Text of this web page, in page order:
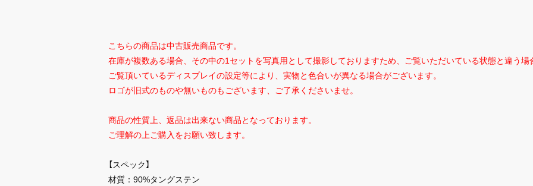
こちらの商品は中古販売商品です。
在庫が複数ある場合、その中の1セットを写真用として撮影しておりますため、ご覧いただいている状態と違う場
ご覧頂いているディスプレイの設定等により、実物と色合いが異なる場合がございます。
ロゴが旧式のものや無いものもございます、ご了承くださいませ。
商品の性質上、返品は出来ない商品となっております。
ご理解の上ご購入をお願い致します。
【スペック】
材質：90%タングステン